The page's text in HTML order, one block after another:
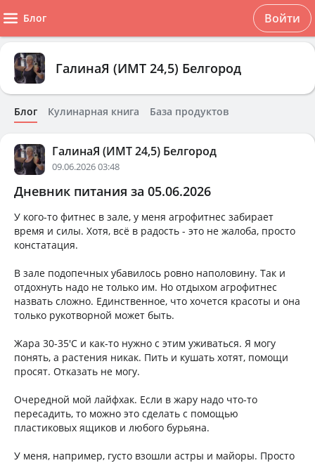
Блог Войти
ГалинаЯ (ИМТ 24,5) Белгород
Блог Кулинарная книга База продуктов
ГалинаЯ (ИМТ 24,5) Белгород
09.06.2026 03:48
Дневник питания за 05.06.2026
У кого-то фитнес в зале, у меня агрофитнес забирает
время и силы. Хотя, всё в радость - это не жалоба, просто
констатация.
В зале подопечных убавилось ровно наполовину. Так и
отдохнуть надо не только им. Но отдыхом агрофитнес
назвать сложно. Единственное, что хочется красоты и она
только рукотворной может быть.
Жара 30-35'С и как-то нужно с этим уживаться. Я могу
понять, а растения никак. Пить и кушать хотят, помощи
просят. Отказать не могу.
Очередной мой лайфхак. Если в жару надо что-то
пересадить, то можно это сделать с помощью
пластиковых ящиков и любого бурьяна.
У меня, например, густо взошли астры и майоры. Просто